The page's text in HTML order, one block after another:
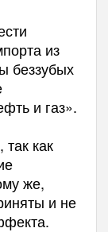
из
беззубых
и газ».
как
же,
и не